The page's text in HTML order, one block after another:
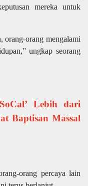
mereka untuk
orang-orang mengalami
ungkap seorang
Lebih dari
Baptisan Massal
orang percaya lain